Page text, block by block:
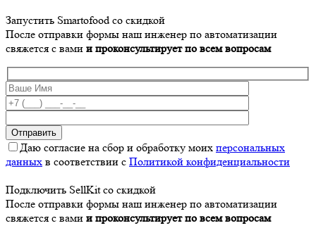
Запустить Smartofood со скидкой
После отправки формы наш инженер по автоматизации
свяжется с вами и проконсультирует по всем вопросам
Даю согласие на сбор и обработку моих персональных
данных в соответствии с Политикой конфиденциальности
Подключить SellKit со скидкой
После отправки формы наш инженер по автоматизации
свяжется с вами и проконсультирует по всем вопросам